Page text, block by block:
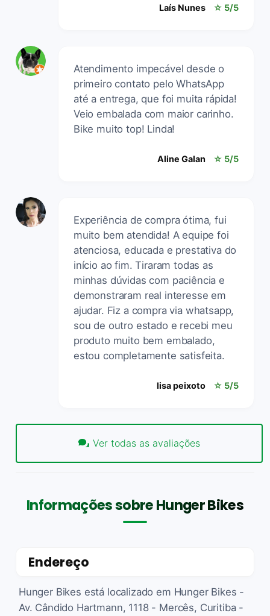
Laís Nunes ☆ 5/5
Atendimento impecável desde o
primeiro contato pelo WhatsApp
até a entrega, que foi muita rápida!
Veio embalada com maior carinho.
Bike muito top! Linda!
Aline Galan ☆ 5/5
Experiência de compra ótima, fui
muito bem atendida! A equipe foi
atenciosa, educada e prestativa do
início ao fim. Tiraram todas as
minhas dúvidas com paciência e
demonstraram real interesse em
ajudar. Fiz a compra via whatsapp,
sou de outro estado e recebi meu
produto muito bem embalado,
estou completamente satisfeita.
lisa peixoto ☆ 5/5
Ver todas as avaliações
Informações sobre Hunger Bikes
Endereço
Hunger Bikes está localizado em Hunger Bikes -
Av. Cândido Hartmann, 1118 - Mercês, Curitiba -